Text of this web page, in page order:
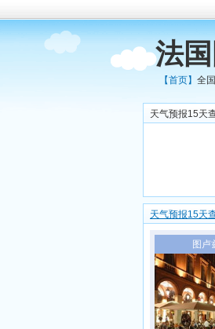
法
【首页】 全
天气预报15天
天气预报15天
图卢